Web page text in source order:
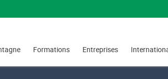
Formations Entreprises